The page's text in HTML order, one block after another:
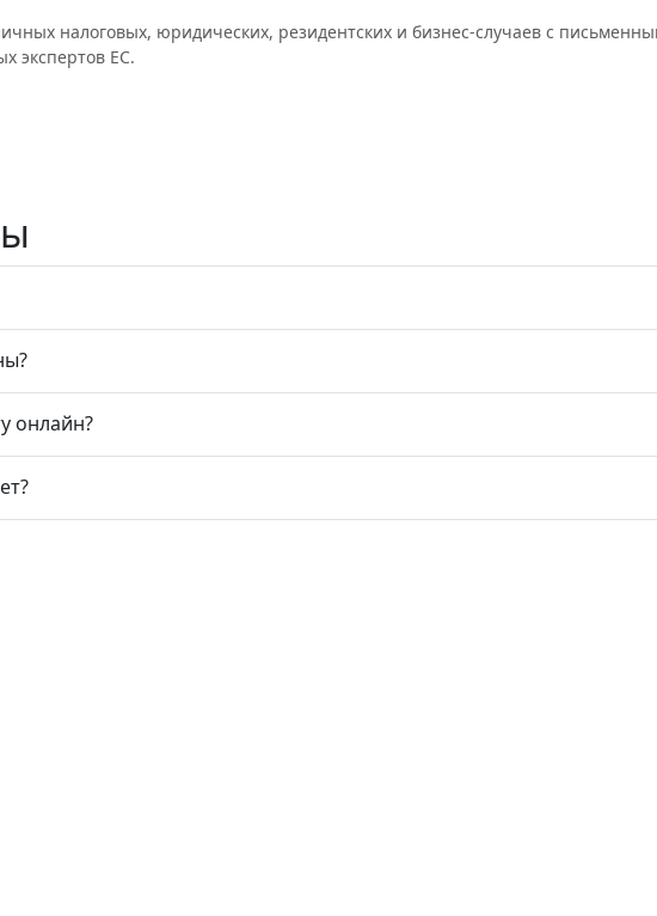
налоговых, юридических, резидентских и бизнес-случаев с
экспертов ЕС.
онлайн?